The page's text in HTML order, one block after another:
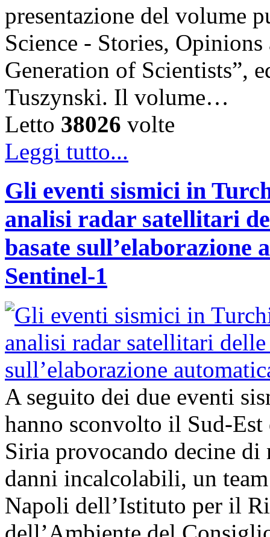
presentazione del volume
Science - Stories,
Generation of Scientists”,
Tuszynski. Il volume…
Letto 38026 volte
Leggi tutto...
Gli eventi sismici in
analisi radar satellitari
basate
Sentinel-1
A seguito dei due eventi
hanno sconvolto il Sud-
Siria provocando decine
danni incalcolabili, un
Napoli dell’Istituto per il